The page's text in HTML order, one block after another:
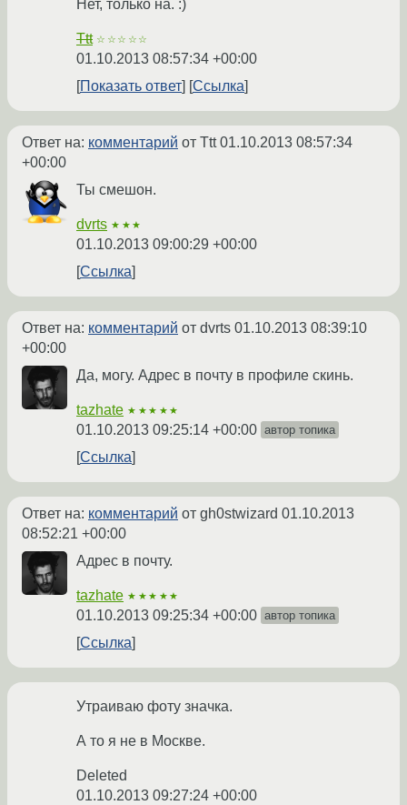
Нет, только на. :)
Ttt ☆☆☆☆☆
01.10.2013 08:57:34 +00:00
Показать ответ
Ссылка
Ответ на: комментарий от Ttt01.10.2013 08:57:34
+00:00
Ты смешон.
dvrts ★★★
01.10.2013 09:00:29 +00:00
Ссылка
Ответ на: комментарий от dvrts 01.10.2013 08:39:10
+00:00
Да, могу. Адрес в почту в профиле скинь.
tazhate ★★★★★
01.10.2013 09:25:14 +00:00 автор топика
Ссылка
Ответ на: комментарий от gh0stwizard 01.10.2013
08:52:21 +00:00
Адрес в почту.
tazhate ★★★★★
01.10.2013 09:25:34 +00:00 автор топика
Ссылка
Утраиваю фоту значка.
А то я не в Москве.
Deleted
01.10.2013 09:27:24 +00:00